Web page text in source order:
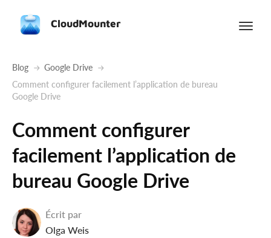
CloudMounter
Blog
Google Drive
Comment configurer facilement l’application de bureau
Google Drive
Comment configurer
facilement l’application de
bureau Google Drive
Écrit par
Olga Weis